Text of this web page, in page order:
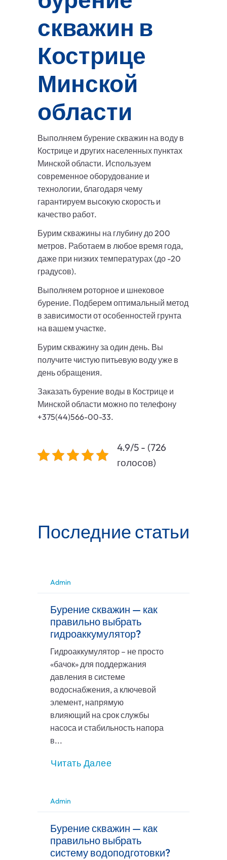
скважин в
Кострице
Минской
области
Выполняем бурение скважин на воду в
Кострице и других населенных пунктах
Минской области. Используем
современное оборудование и
технологии, благодаря чему
гарантируем высокую скорость и
качество работ.
Бурим скважины на глубину до 200
метров. Работаем в любое время года,
даже при низких температурах (до -20
градусов).
Выполняем роторное и шнековое
бурение. Подберем оптимальный метод
в зависимости от особенностей грунта
на вашем участке.
Бурим скважину за один день. Вы
получите чистую питьевую воду уже в
день обращения.
Заказать бурение воды в Кострице и
Минской области можно по телефону
+375(44)566-00-33.
4.9/5 - (726
голосов)
Последние статьи
Admin
Бурение скважин — как
правильно выбрать
гидроаккумулятор?
Гидроаккумулятор – не просто
«бачок» для поддержания
давления в системе
водоснабжения, а ключевой
элемент, напрямую
влияющий на срок службы
насоса и стабильность напора
в...
Читать Далее
Admin
Бурение скважин — как
правильно выбрать
систему водоподготовки?